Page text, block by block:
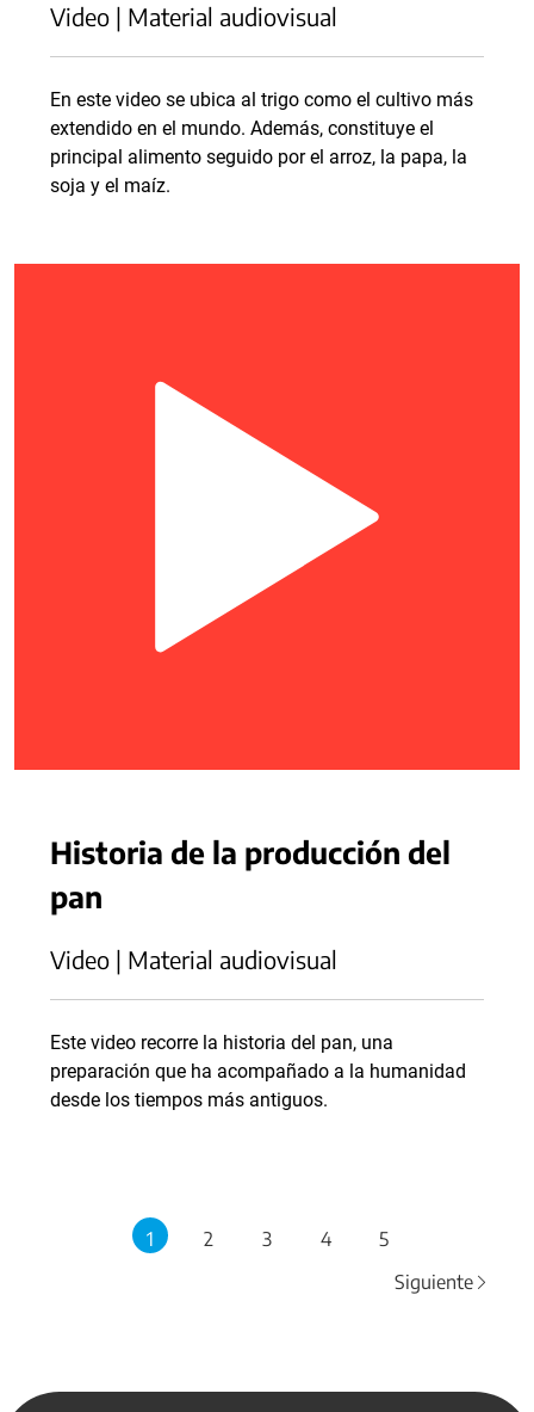
Video | Material audiovisual
En este video se ubica al trigo como el cultivo más
extendido en el mundo. Además, constituye el
principal alimento seguido por el arroz, la papa, la
soja y el maíz.
Historia de la producción del
pan
Video | Material audiovisual
Este video recorre la historia del pan, una
preparación que ha acompañado a la humanidad
desde los tiempos más antiguos.
1 2 3 4
5
Siguiente